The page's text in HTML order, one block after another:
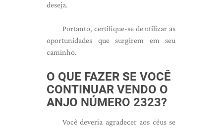
deseja.
Portanto, certifique-se de utilizar as
oportunidades que surgirem em seu
caminho.
O QUE FAZER SE VOCÊ
CONTINUAR VENDO O
ANJO NÚMERO 2323?
Você deveria agradecer aos céus se